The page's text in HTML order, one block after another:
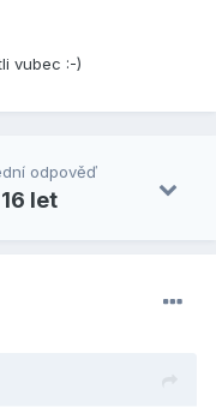
vubec :-)
odpověď
16 let